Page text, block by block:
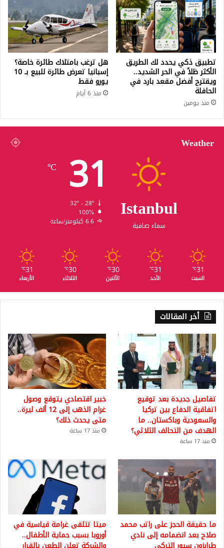
تطبيق ذكي يحدد لك الطريق
الأكثر ظلاً في الحر الشديد..
ويقترح أفضل مقعد بارد في
الحافلة
منذ يومين
هل ترغب بامتلاك طائرة خاصة؟
إسبانيا تعرض طائرة للبيع بـ 10
يورو فقط
منذ 6 أيام
Weather
Istanbul
سماء صافية
31
℃
32º - 28º
100%
6.6 كيلومتر/ساعة
31
℃
السبت
31
℃
الأحد
30
℃
الأثنين
30
℃
الثلاثاء
31
℃
الأربعاء
أخر المقالات
تفاصيل جديدة بعد توقيع
اتفاقية الدفاع بين تركيا
والسعودية وباكستان.. ما
الهدف من التحالف الثلاثي؟
منذ 17 ساعة
خبير اقتصادي يتوقع وصول
غرام الذهب إلى 12 ألف ليرة..
متى يحدث ذلك؟
منذ 17 ساعة
ما حقيقة الحجز على راتب محمد
صلاح بعد انضمامه إلى نادي
ميتا تتلقى غرامة قياسية في
أوروبا بسبب حماية الأطفال..